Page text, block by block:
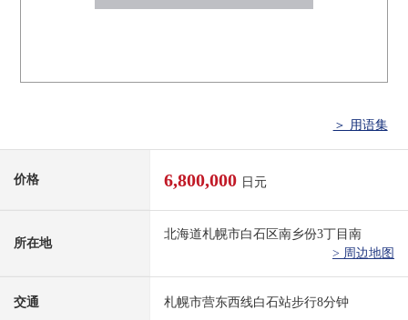
＞ 用语集
价格 6,800,000 日元
所在地
北海道札幌市白石区南乡份3丁目南
> 周边地图
交通 札幌市营东西线白石站步行8分钟